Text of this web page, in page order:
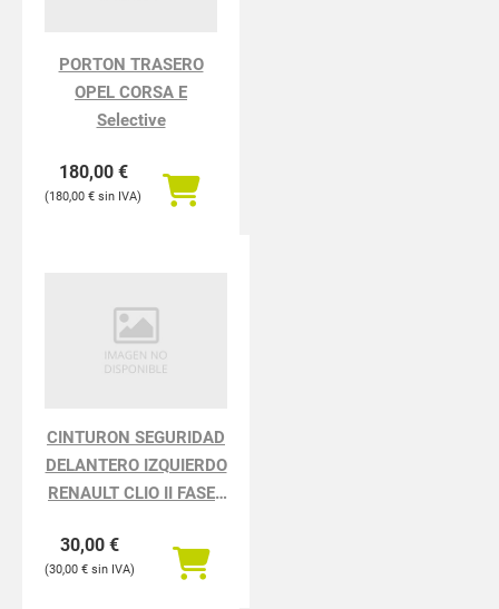
PORTON TRASERO
OPEL CORSA E
Selective
180,00 €
180,00 €
CINTURON SEGURIDAD
DELANTERO IZQUIERDO
RENAULT CLIO II FASE I
30,00 €
30,00 €